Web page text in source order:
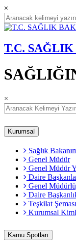
×
T.C.
×
Kurumsal
Sağlık
Genel Müdür
Genel Müdür
Daire
Genel
Daire
Teşkilat Şeması
Kurumsal
Kamu Spotları